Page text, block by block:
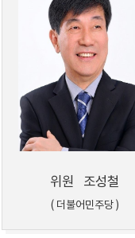
위원 조성철
( 더불어민주당 )